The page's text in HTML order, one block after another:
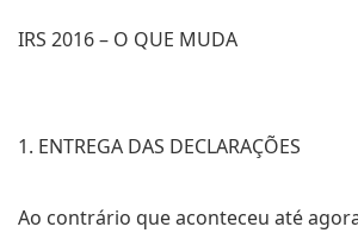
IRS 2016 – O QUE MUDA
1. ENTREGA DAS DECLARAÇÕES
Ao contrário que aconteceu até